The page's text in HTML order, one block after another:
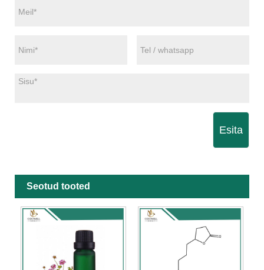
Esita
Seotud tooted